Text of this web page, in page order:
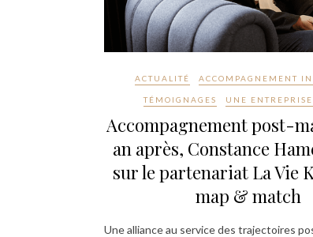
ACTUALITÉ ACCOMPAGNEMENT
TÉMOIGNAGES UNE
Accompagnement post-
an après, Constance
sur le partenariat La Vie
map & match
Une alliance au service des trajectoires